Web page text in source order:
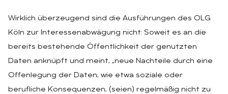
Wirklich überzeugend sind die Ausführungen des OLG
Köln zur Interessenabwägung nicht: Soweit es an die
bereits bestehende Öffentlichkeit der genutzten
Daten anknüpft und meint, „neue Nachteile durch eine
Offenlegung der Daten, wie etwa soziale oder
berufliche Konsequenzen, (seien) regelmäßig nicht zu